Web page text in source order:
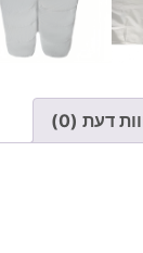
דעת (0)